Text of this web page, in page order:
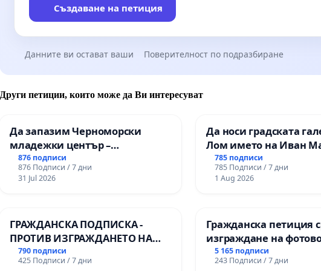
Исканията по точки 1-6са продиктувани от факта, че
въпреки новите вагони "втора употреба", във влаковите
композиции продължават да липсва всякаква информация за
вагоните информацията липсва. До изготвяне на записи и
съобщава от влаковия персонал по наличните аудио канали във
влаковете.
Исканията по точка 7 и 8
се оповават на факта, че се
вагони липсват аварийни чукчета и ясна информация за плана
за евакуация.
Създаване на петиция
Данните ви остават ваши Поверителност по подразбиране
Други петиции, които може да Ви интересуват
Да запазим Черноморски
младежки център –
пространство за младите на
Варна
876 подписи
876 Подписи / 7 дни
31 Jul 2026
Да носи градската
Лом името на Иван
785 подписи
785 Подписи / 7 дни
1 Aug 2026
ГРАЖДАНСКА ПОДПИСКА -
ПРОТИВ ИЗГРАЖДАНЕТО НА
ВЪЖЕНА ЛИНИЯ (ЛИФТ) НА
ТЕРИТОРИЯТА НА ПРИРОДНА
790 подписи
425 Подписи / 7 дни
Гражданска петиция
изграждане на
парк в с.Прибой, общ.
5 165 подписи
243 Подписи / 7 дни